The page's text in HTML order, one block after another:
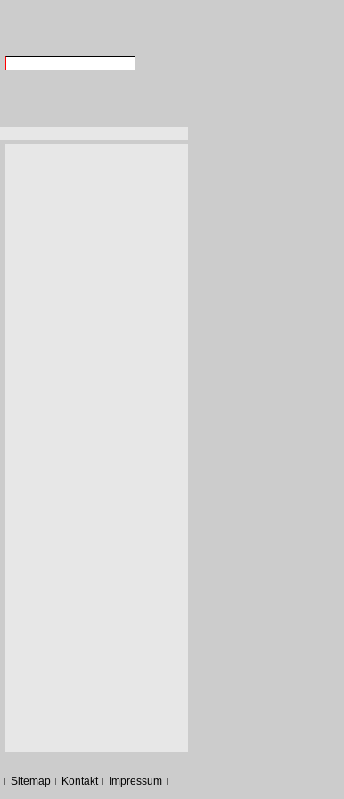
Sitemap Kontakt Impressum